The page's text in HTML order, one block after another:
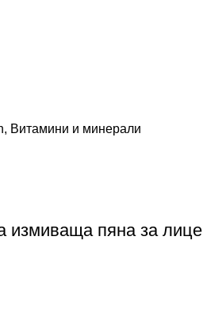
, Витамини и минерали
измиваща пяна за